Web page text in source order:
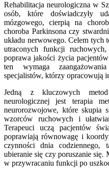
Rehabilitacja neurologiczna w
osób, które doświadczyły
mózgowego, cierpią na
choroba Parkinsona czy
układu nerwowego. Celem tych
utraconych funkcji
poprawa jakości życia
ten wymaga
specjalistów, którzy opracowują
Jedną z kluczowych
neurologicznej jest terapia
neurorozwojowe, które skupia
wzorców ruchowych i
Terapeuci uczą pacjentów
poprawiają równowagę i
czynności dnia codziennego,
ubieranie się czy poruszanie się.
w przywracaniu funkcji po